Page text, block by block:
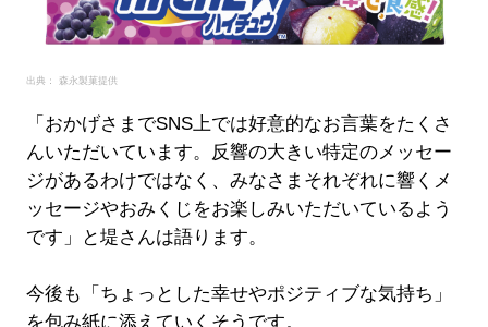
出典： 森永製菓提供
「おかげさまでSNS上では好意的なお言葉をたくさ
んいただいています。反響の大きい特定のメッセー
ジがあるわけではなく、みなさまそれぞれに響くメ
ッセージやおみくじをお楽しみいただいているよう
です」と堤さんは語ります。
今後も「ちょっとした幸せやポジティブな気持ち」
を包み紙に添えていくそうです。